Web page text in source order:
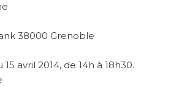
38000 Grenoble
15 avril 2014, de 14h à 18h30.